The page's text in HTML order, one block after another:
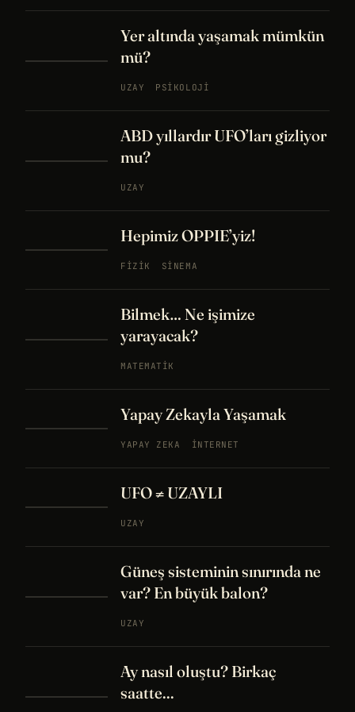
Yer altında yaşamak mümkün
mü?
UZAY PSIKOLOJI
ABD yıllardır UFO’ları gizliyor
mu?
UZAY
Hepimiz OPPIE’yiz!
FIZIK SINEMA
Bilmek… Ne işimize
yarayacak?
MATEMATIK
Yapay Zekayla Yaşamak
YAPAY ZEKA İNTERNET
UFO ≠ UZAYLI
UZAY
Güneş sisteminin sınırında ne
var? En büyük balon?
UZAY
Ay nasıl oluştu? Birkaç
saatte...